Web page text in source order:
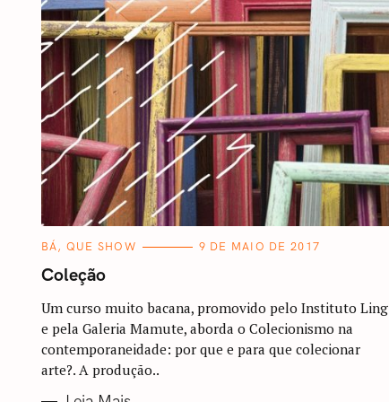
C
T
E
O
R
I
S
BÁ, QUE SHOW 9 DE MAIO DE 2017
Coleção
Um curso muito bacana, promovido pelo Instituto Ling
e pela Galeria Mamute, aborda o Colecionismo na
contemporaneidade: por que e para que colecionar
arte?. A produção..